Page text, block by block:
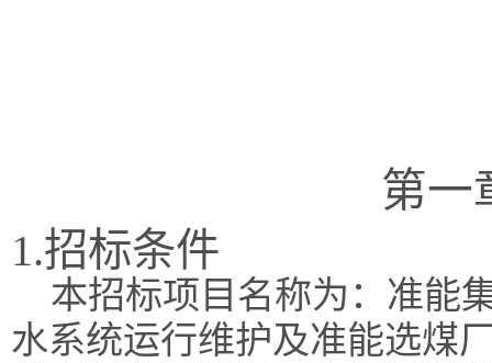
第一
1.招标条件
本招标项目名称为：准能
水系统运行维护及准能选煤